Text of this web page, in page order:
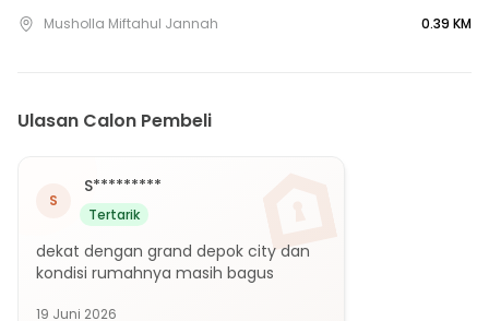
Musholla Miftahul Jannah
0.39 KM
Ulasan Calon Pembeli
S
S*********
Tertarik
dekat dengan grand depok city dan
kondisi rumahnya masih bagus
19 Juni 2026